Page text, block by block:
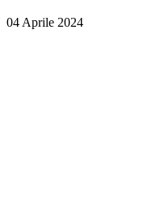
04 Aprile 2024